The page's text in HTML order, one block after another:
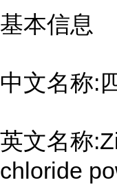
基本信息
中文名称:
英文名称
chloride